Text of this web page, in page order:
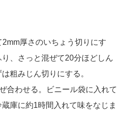
厚さのいちょう切りにす
、さっと混ぜて20分ほどしん
粗みじん切りにする。
合わせる。ビニール袋に入れて
庫に約1時間入れて味をなじま